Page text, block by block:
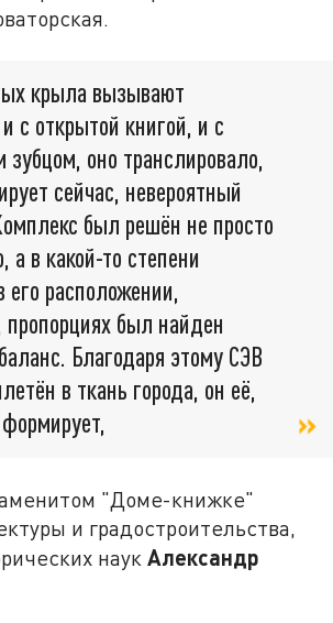
крыла вызывают
с открытой книгой, и с
зубцом, оно транслировало,
сейчас, невероятный
был решён не просто
а в какой-то степени
его расположении,
пропорциях был найден
Благодаря этому СЭВ
в ткань города, он её,
"Доме-книжке"
и градостроительства,
наукАлександр